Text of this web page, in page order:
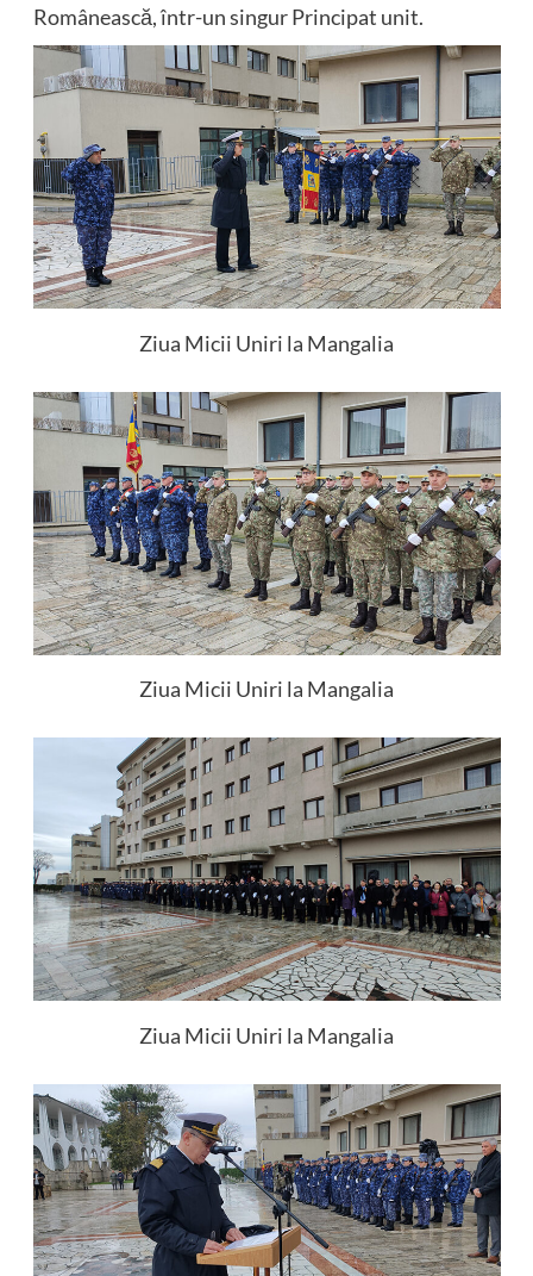
Românească, într-un singur Principat unit.
Ziua Micii Uniri la Mangalia
Ziua Micii Uniri la Mangalia
Ziua Micii Uniri la Mangalia